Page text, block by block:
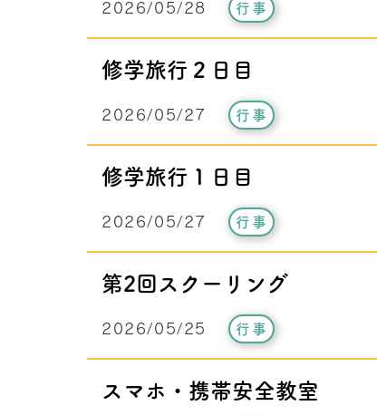
2026/05/28 行事
修学旅行２日目
2026/05/27 行事
修学旅行１日目
2026/05/27 行事
第2回スクーリング
2026/05/25 行事
スマホ・携帯安全教室